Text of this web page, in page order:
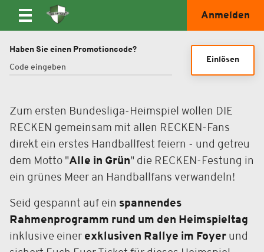
Anmelden
Haben Sie einen Promotioncode?
Einlösen
Zum ersten Bundesliga-Heimspiel wollen DIE
RECKEN gemeinsam mit allen RECKEN-Fans
direkt ein erstes Handballfest feiern - und getreu
dem Motto "Alle in Grün" die RECKEN-Festung in
ein grünes Meer an Handballfans verwandeln!
Seid gespannt auf ein spannendes
Rahmenprogramm rund um den Heimspieltag
inklusive einer exklusiven Rallye im Foyer und